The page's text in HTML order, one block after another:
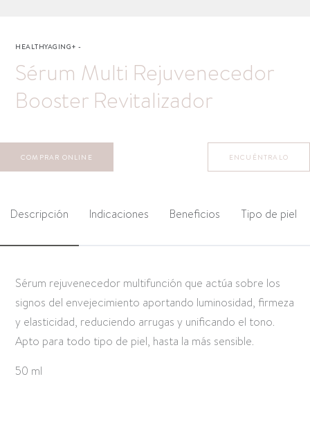
HEALTHYAGING+-
Sérum Multi Rejuvenecedor
Booster Revitalizador
COMPRAR ONLINE ENCUÉNTRALO
Descripción Indicaciones Beneficios Tipo de piel
Sérum rejuvenecedor multifunción que actúa sobre los
signos del envejecimiento aportando luminosidad, firmeza
y elasticidad, reduciendo arrugas y unificando el tono.
Apto para todo tipo de piel, hasta la más sensible.
50 ml